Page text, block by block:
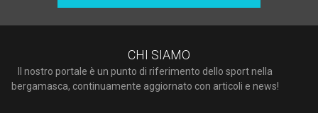
CHI SIAMO
Il nostro portale è un punto di riferimento dello sport nella
bergamasca, continuamente aggiornato con articoli e news!